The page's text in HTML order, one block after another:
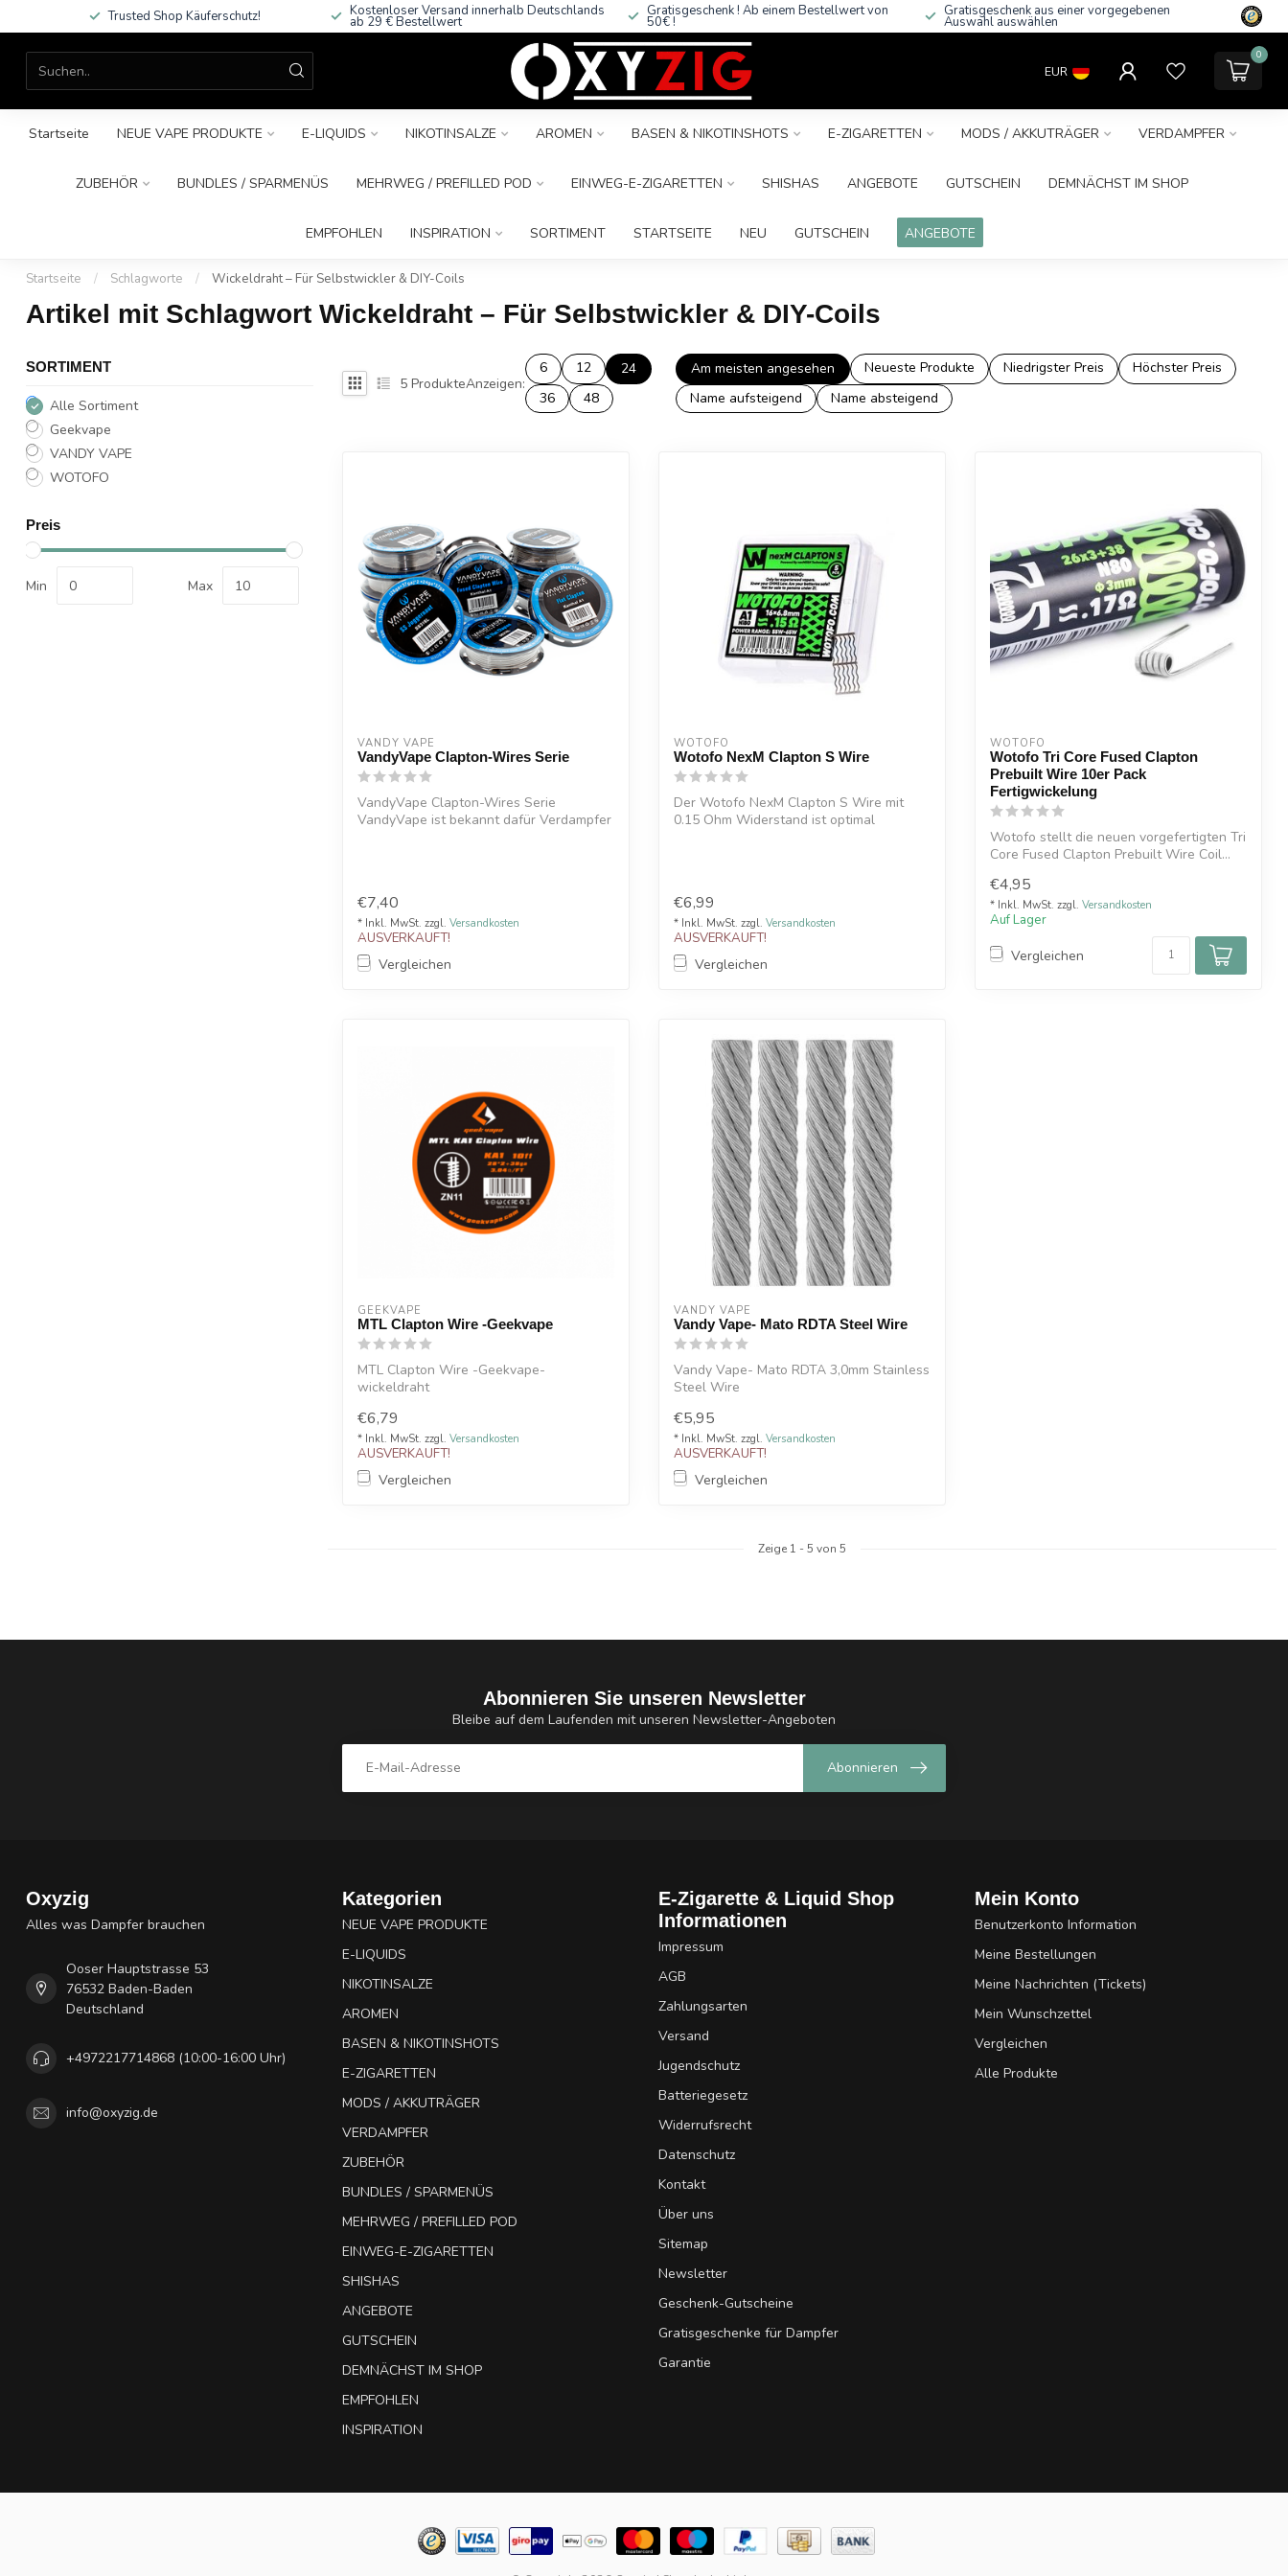
Trusted Shop Käuferschutz! Kostenloser Versand innerhalb Deutschlands
ab 29 € Bestellwert
Gratisgeschenk ! Ab einem Bestellwert von
50€ !
Gratisgeschenk aus einer vorgegebenen
Auswahl auswählen
EUR
0
Startseite NEUE VAPE PRODUKTE E-LIQUIDS NIKOTINSALZE AROMEN BASEN & NIKOTINSHOTS E-ZIGARETTEN MODS / AKKUTRÄGER VERDAMPFER
ZUBEHÖR BUNDLES / SPARMENÜS MEHRWEG / PREFILLED POD EINWEG-E-ZIGARETTEN SHISHAS ANGEBOTE GUTSCHEIN DEMNÄCHST IM SHOP
EMPFOHLEN INSPIRATION SORTIMENT STARTSEITE NEU GUTSCHEIN ANGEBOTE
Startseite / Schlagworte / Wickeldraht – Für Selbstwickler & DIY-Coils
Artikel mit Schlagwort Wickeldraht – Für Selbstwickler & DIY-Coils
SORTIMENT
Alle Sortiment
Geekvape
VANDY VAPE
WOTOFO
Preis
Min Max
5 ProdukteAnzeigen:
6 12
24
36
48
Am meisten angesehen Neueste Produkte Niedrigster Preis
Höchster Preis
Name aufsteigend
Name absteigend
VANDY VAPE
VandyVape Clapton-Wires Serie
VandyVape Clapton-Wires Serie
VandyVape ist bekannt dafür Verdampfer
€7,40
* Inkl. MwSt. zzgl. Versandkosten
AUSVERKAUFT!
Vergleichen
WOTOFO
Wotofo NexM Clapton S Wire
Der Wotofo NexM Clapton S Wire mit
0.15 Ohm Widerstand ist optimal
€6,99
* Inkl. MwSt. zzgl. Versandkosten
AUSVERKAUFT!
Vergleichen
WOTOFO
Wotofo Tri Core Fused Clapton
Prebuilt Wire 10er Pack
Fertigwickelung
Wotofo stellt die neuen vorgefertigten Tri
Core Fused Clapton Prebuilt Wire Coil...
€4,95
* Inkl. MwSt. zzgl. Versandkosten
Auf Lager
Vergleichen
GEEKVAPE
MTL Clapton Wire -Geekvape
MTL Clapton Wire -Geekvape-
wickeldraht
€6,79
* Inkl. MwSt. zzgl. Versandkosten
AUSVERKAUFT!
Vergleichen
VANDY VAPE
Vandy Vape- Mato RDTA Steel Wire
Vandy Vape- Mato RDTA 3,0mm Stainless
Steel Wire
€5,95
* Inkl. MwSt. zzgl. Versandkosten
AUSVERKAUFT!
Vergleichen
Zeige 1 -5 von 5
Abonnieren Sie unseren Newsletter
Bleibe auf dem Laufenden mit unseren Newsletter-Angeboten
Abonnieren
Oxyzig
Alles was Dampfer brauchen
Ooser Hauptstrasse 53
76532 Baden-Baden
Deutschland
+4972217714868 (10:00-16:00 Uhr)
info@oxyzig.de
Kategorien
NEUE VAPE PRODUKTE
E-LIQUIDS
NIKOTINSALZE
AROMEN
BASEN & NIKOTINSHOTS
E-ZIGARETTEN
MODS / AKKUTRÄGER
VERDAMPFER
ZUBEHÖR
BUNDLES / SPARMENÜS
MEHRWEG / PREFILLED POD
EINWEG-E-ZIGARETTEN
SHISHAS
ANGEBOTE
GUTSCHEIN
DEMNÄCHST IM SHOP
EMPFOHLEN
INSPIRATION
E-Zigarette & Liquid Shop
Informationen
Impressum
AGB
Zahlungsarten
Versand
Jugendschutz
Batteriegesetz
Widerrufsrecht
Datenschutz
Kontakt
Über uns
Sitemap
Newsletter
Geschenk-Gutscheine
Gratisgeschenke für Dampfer
Garantie
Mein Konto
Benutzerkonto Information
Meine Bestellungen
Meine Nachrichten (Tickets)
Mein Wunschzettel
Vergleichen
Alle Produkte